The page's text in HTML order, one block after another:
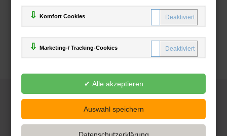
Komfort Cookies
Marketing-/ Tracking-Cookies
Deutsche-Buchhandlung.de
www.deutsche-buchhandlung.de ist ein Angebot der
Handelsgesellschaft mbH
Powered by Inooga